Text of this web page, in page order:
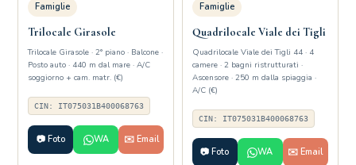
Famiglie
Trilocale Girasole
Trilocale Girasole · 2° piano · Balcone ·
Posto auto · 440 m dal mare · A/C
soggiorno + cam. matr. (€)
CIN: IT075031B400068763
📷 Foto WA ✉️ Email
Famiglie
Quadrilocale Viale dei Tigli
Quadrilocale Viale dei Tigli 44 · 4
camere · 2 bagni ristrutturati ·
Ascensore · 250 m dalla spiaggia ·
A/C (€)
CIN: IT075031B400068763
📷 Foto WA ✉️ Email